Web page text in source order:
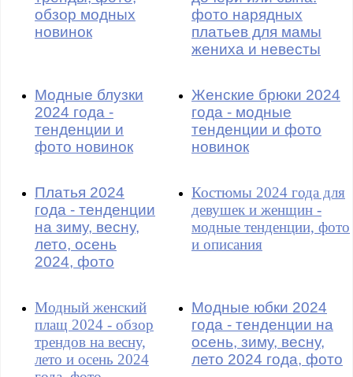
обзор модных
новинок
фото нарядных
платьев для мамы
жениха и невесты
Модные блузки
2024 года -
тенденции и
фото новинок
Женские брюки 2024
года - модные
тенденции и фото
новинок
Платья 2024
года - тенденции
на зиму, весну,
лето, осень
2024, фото
Костюмы 2024 года для
девушек и женщин -
модные тенденции, фото
и описания
Модный женский
плащ 2024 - обзор
трендов на весну,
лето и осень 2024
Модные юбки 2024
года - тенденции на
осень, зиму, весну,
лето 2024 года, фото